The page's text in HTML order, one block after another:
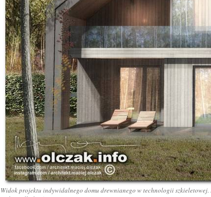
Widok projektu indywidalnego domu drewnianego w technologii szkieletowej.